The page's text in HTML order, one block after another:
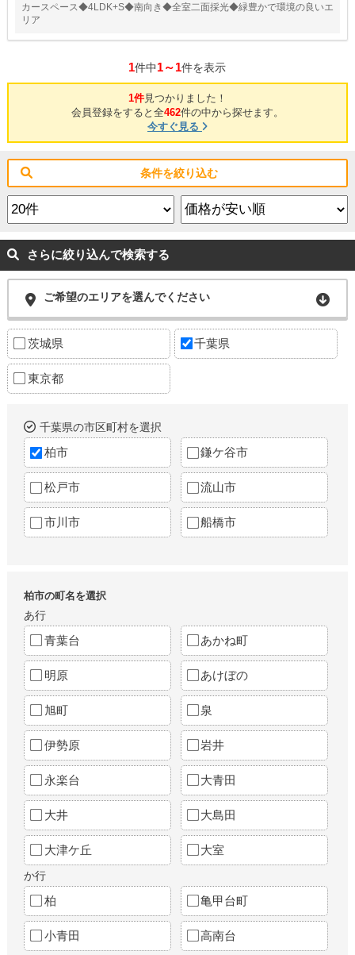
カースペース◆4LDK+S◆南向き◆全室二面採光◆緑豊かで環境の良いエ
リア
1件中1～1件を表示
1件見つかりました！
会員登録をすると全462件の中から探せます。
今すぐ見る
条件を絞り込む
さらに絞り込んで検索する
ご希望のエリアを選んでください
茨城県 千葉県
東京都
千葉県の市区町村を選択
柏市 鎌ケ谷市
松戸市 流山市
市川市 船橋市
柏市の町名を選択
あ行
青葉台 あかね町
明原 あけぼの
旭町 泉
伊勢原 岩井
永楽台 大青田
大井 大島田
大津ケ丘 大室
か行
柏 亀甲台町
小青田 高南台